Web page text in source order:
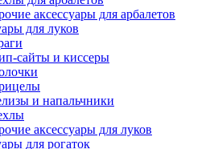
аксессуары для арбалетов
для луков
сайты и киссеры
и напальчники
аксессуары для луков
для рогаток